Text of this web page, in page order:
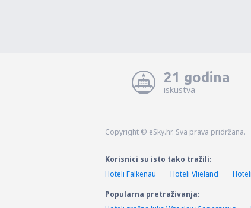
21 godina
iskustva
Copyright © eSky.hr. Sva prava pridržana.
Korisnici su isto tako tražili:
Hoteli Falkenau
Hoteli Vlieland
Popularna pretraživanja: